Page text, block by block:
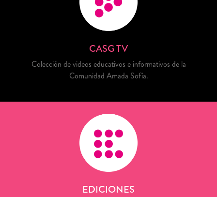
CASG TV
Colección de videos educativos e informativos de la
Comunidad Amada Sofía.
EDICIONES